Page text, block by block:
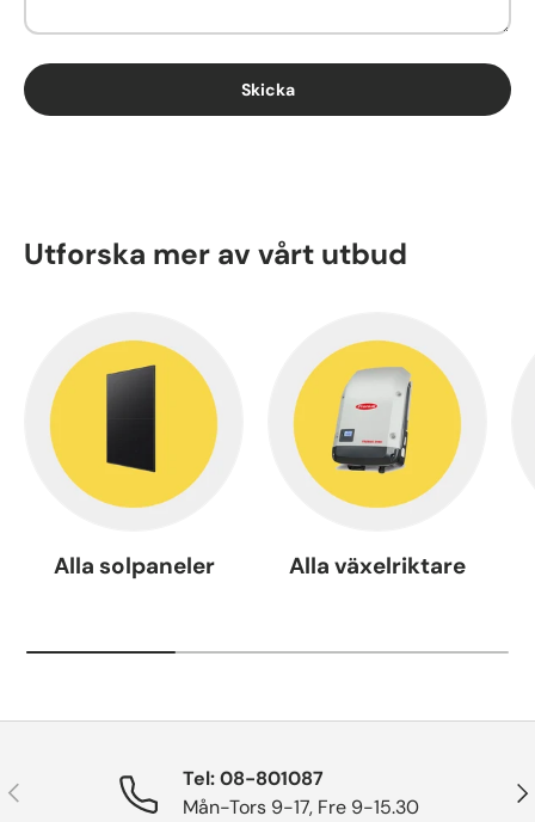
Skicka
Utforska mer av vårt utbud
Alla solpaneler Alla växelriktare
Tidigare
Tel: 08-801087
Mån-Tors 9-17, Fre 9-15.30